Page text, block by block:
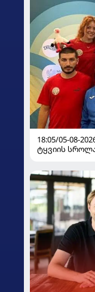
18:05/05-08-
ტყვიის